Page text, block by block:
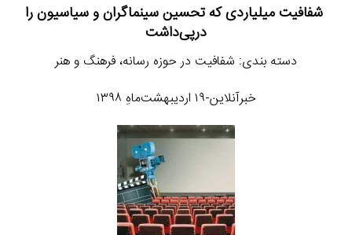
شفافیت میلیاردی که تحسین سینماگران و سیاسیون را
درپی‌داشت
دسته بندی: شفافیت در حوزه رسانه، فرهنگ و هنر
خبرآنلاین-۱۹ اردیبهشت‌ماهِ ۱۳۹۸